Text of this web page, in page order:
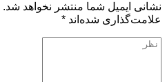
نشانی ایمیل شما منتشر نخواهد شد.
علامت‌گذاری شده‌اند *